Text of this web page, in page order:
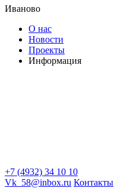
Иваново
О нас
Новости
Проекты
Информация
+7 (4932) 34 10 10
Vk_58@inbox.ru Контакты